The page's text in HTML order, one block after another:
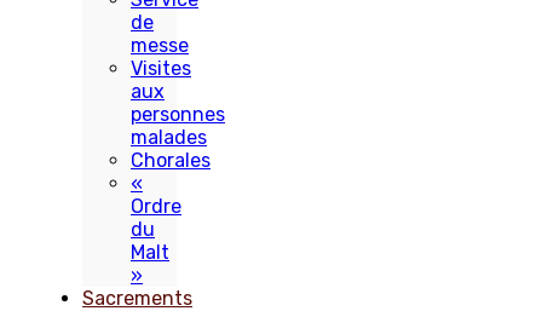
de
messe
Visites
aux
personnes
malades
Chorales
«
Ordre
du
Malt
»
Sacrements